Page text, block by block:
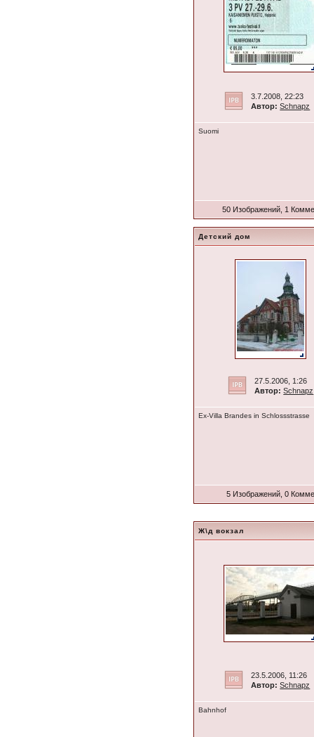
3.7.2008, 22:23
Автор: Schnapz
Suomi
50 Изображений, 1
Детский дом
27.5.2006, 1:26
Автор: Schnapz
Ex-Villa Brandes in Schlossstrasse
5 Изображений, 0
Ж\д вокзал
23.5.2006, 11:26
Автор: Schnapz
Bahnhof